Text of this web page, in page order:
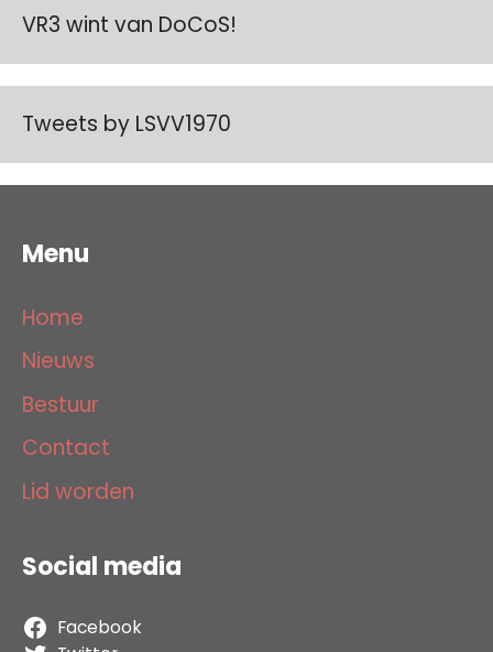
VR3 wint van DoCoS!
Tweets by LSVV1970
Menu
Home
Nieuws
Bestuur
Contact
Lid worden
Social media
Facebook